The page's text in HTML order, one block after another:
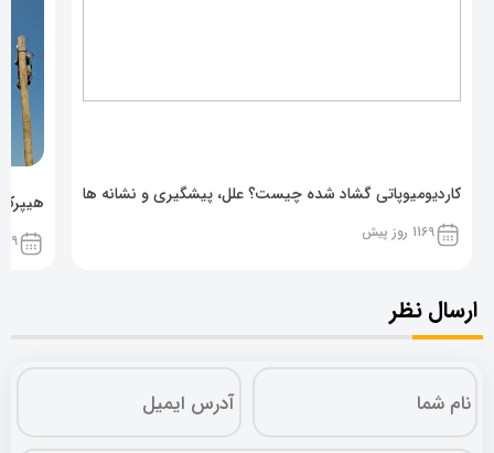
کاردیومیوپاتی گشاد شده چیست؟ علل، پیشگیری و نشانه ها
1169 روز پیش 1169
ارسال نظر